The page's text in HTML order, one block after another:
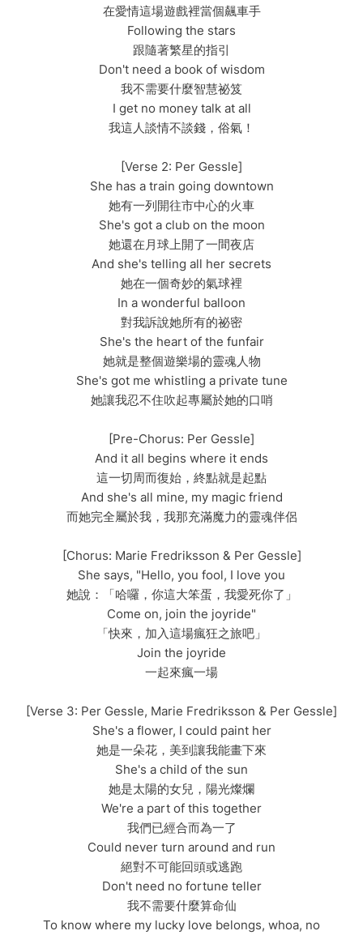
在愛情這場遊戲裡當個飆車手
Following the stars
跟隨著繁星的指引
Don't need a book of wisdom
我不需要什麼智慧祕笈
I get no money talk at all
我這人談情不談錢，俗氣！
[Verse 2: Per Gessle]
She has a train going downtown
她有一列開往市中心的火車
She's got a club on the moon
她還在月球上開了一間夜店
And she's telling all her secrets
她在一個奇妙的氣球裡
In a wonderful balloon
對我訴說她所有的祕密
She's the heart of the funfair
她就是整個遊樂場的靈魂人物
She's got me whistling a private tune
她讓我忍不住吹起專屬於她的口哨
[Pre-Chorus: Per Gessle]
And it all begins where it ends
這一切周而復始，終點就是起點
And she's all mine, my magic friend
而她完全屬於我，我那充滿魔力的靈魂伴侶
[Chorus: Marie Fredriksson & Per Gessle]
She says, "Hello, you fool, I love you
她說：「哈囉，你這大笨蛋，我愛死你了」
Come on, join the joyride"
「快來，加入這場瘋狂之旅吧」
Join the joyride
一起來瘋一場
[Verse 3: Per Gessle, Marie Fredriksson & Per Gessle]
She's a flower, I could paint her
她是一朵花，美到讓我能畫下來
She's a child of the sun
她是太陽的女兒，陽光燦爛
We're a part of this together
我們已經合而為一了
Could never turn around and run
絕對不可能回頭或逃跑
Don't need no fortune teller
我不需要什麼算命仙
To know where my lucky love belongs, whoa, no